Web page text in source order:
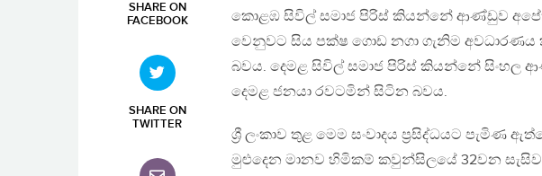
SHARE ON
FACEBOOK
SHARE ON
TWITTER
කොළඹ සිවිල් සමාජ පිරිස් කියන්නේ ආණ්ඩුව
වෙනුවට සිය පක්ෂ ගොඩ නගා ගැනිම
බවය. දෙමළ සිවිල් සමාජ පිරිස් කියන්නේ සිංහල
දෙමළ ජනයා රවටමින් සිටින බවය.
ශ්‍රී ලංකාව තුළ මෙම සංවාදය ප්‍රසිද්ධයට පැමිණ
මුළුදෙන මානව හිමිකම් කවුන්සිලයේ 32වන